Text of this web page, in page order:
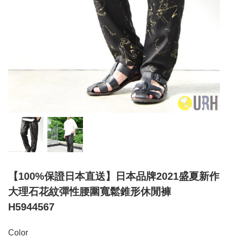
【100%保證日本直送】日本品牌2021盛夏新作
大理石花紋彈性腰圍寬鬆錐形休閒褲
H5944567
Color